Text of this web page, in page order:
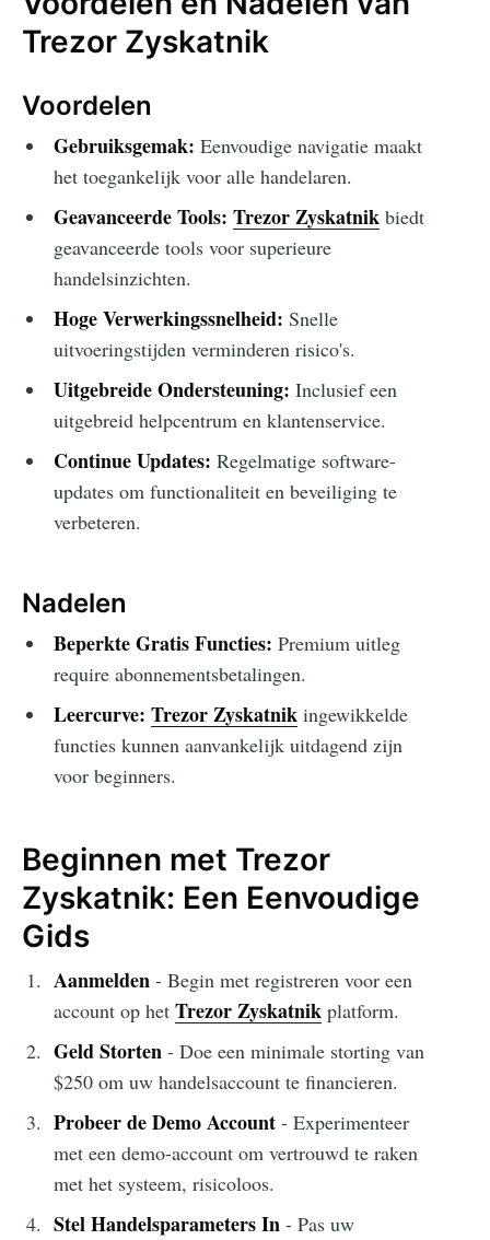
Trezor Zyskatnik
Voordelen
Gebruiksgemak: Eenvoudige navigatie maakt
het toegankelijk voor alle handelaren.
Geavanceerde Tools: Trezor Zyskatnikbiedt
geavanceerde tools voor superieure
handelsinzichten.
Hoge Verwerkingssnelheid: Snelle
uitvoeringstijden verminderen risico's.
Uitgebreide Ondersteuning: Inclusief een
uitgebreid helpcentrum en klantenservice.
Continue Updates: Regelmatige software-
updates om functionaliteit en beveiliging te
verbeteren.
Nadelen
Beperkte Gratis Functies: Premium uitleg
require abonnementsbetalingen.
Leercurve: Trezor Zyskatnikingewikkelde
functies kunnen aanvankelijk uitdagend zijn
voor beginners.
Beginnen met Trezor
Zyskatnik: Een Eenvoudige
Gids
Aanmelden- Begin met registreren voor een
account op het Trezor Zyskatnikplatform.
Geld Storten- Doe een minimale storting van
$250 om uw handelsaccount te financieren.
Probeer de Demo Account- Experimenteer
met een demo-account om vertrouwd te raken
met het systeem, risicoloos.
Stel Handelsparameters In- Pas uw